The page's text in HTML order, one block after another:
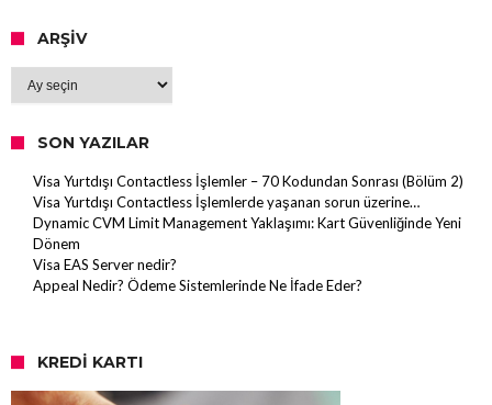
ARŞIV
SON YAZILAR
Visa Yurtdışı Contactless İşlemler – 70 Kodundan Sonrası (Bölüm 2)
Visa Yurtdışı Contactless İşlemlerde yaşanan sorun üzerine…
Dynamic CVM Limit Management Yaklaşımı: Kart Güvenliğinde Yeni
Dönem
Visa EAS Server nedir?
Appeal Nedir? Ödeme Sistemlerinde Ne İfade Eder?
KREDI KARTI